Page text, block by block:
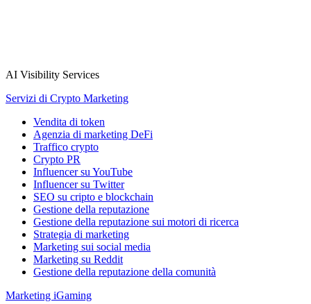
AI Visibility Services
Servizi di Crypto Marketing
Vendita di token
Agenzia di marketing DeFi
Traffico crypto
Crypto PR
Influencer su YouTube
Influencer su Twitter
SEO su cripto e blockchain
Gestione della reputazione
Gestione della reputazione sui motori di ricerca
Strategia di marketing
Marketing sui social media
Marketing su Reddit
Gestione della reputazione della comunità
Marketing iGaming